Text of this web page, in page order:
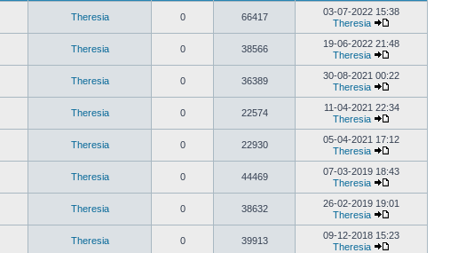
Theresia 0 66417
03-07-2022 15:38
Theresia
Theresia 0 38566
19-06-2022 21:48
Theresia
Theresia 0 36389
30-08-2021 00:22
Theresia
Theresia 0 22574
11-04-2021 22:34
Theresia
Theresia 0 22930
05-04-2021 17:12
Theresia
Theresia 0 44469
07-03-2019 18:43
Theresia
Theresia 0 38632
26-02-2019 19:01
Theresia
Theresia 0 39913
09-12-2018 15:23
Theresia